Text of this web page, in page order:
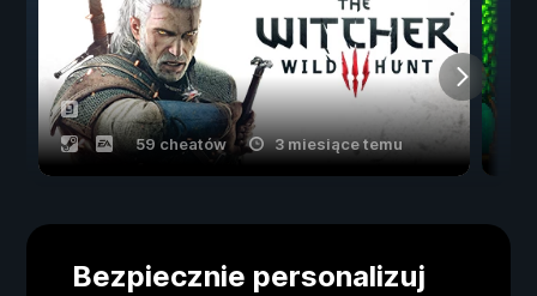
59 cheatów 3 miesiące temu
Bezpiecznie personalizuj